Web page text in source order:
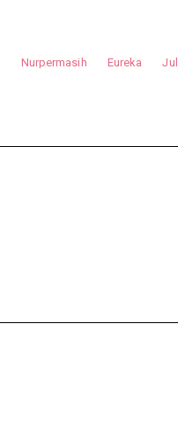
Nurpermasih Eureka